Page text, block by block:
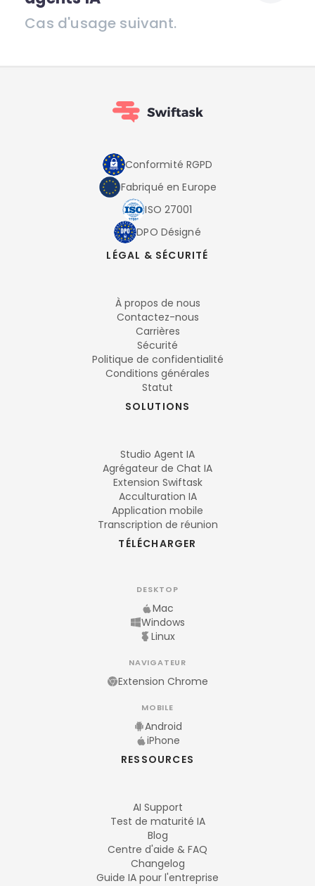
Cas d'usage suivant.
Conformité RGPD
Fabriqué en Europe
ISO 27001
DPO Désigné
LÉGAL & SÉCURITÉ
À propos de nous
Contactez-nous
Carrières
Sécurité
Politique de confidentialité
Conditions générales
Statut
SOLUTIONS
Studio Agent IA
Agrégateur de Chat IA
Extension Swiftask
Acculturation IA
Application mobile
Transcription de réunion
TÉLÉCHARGER
DESKTOP
Mac
Windows
Linux
NAVIGATEUR
Extension Chrome
MOBILE
Android
iPhone
RESSOURCES
AI Support
Test de maturité IA
Blog
Centre d'aide & FAQ
Changelog
Guide IA pour l'entreprise